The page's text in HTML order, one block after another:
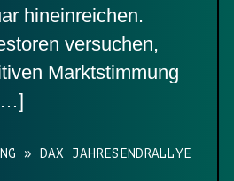
hineinreichen.
versuchen,
Marktstimmung
» DAX JAHRESENDRALLYE